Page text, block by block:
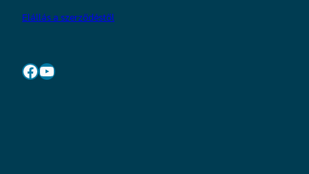
Elállás a szerződéstől
Facebook YouTube